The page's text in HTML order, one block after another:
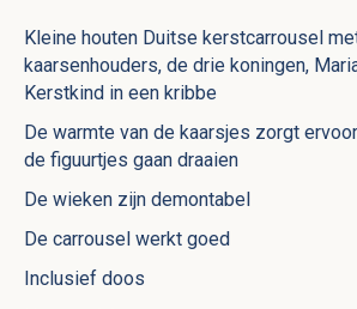
Kleine houten Duitse kerstcarrousel
kaarsenhouders, de drie koningen,
Kerstkind in een kribbe
De warmte van de kaarsjes zorgt
de figuurtjes gaan draaien
De wieken zijn demontabel
De carrousel werkt goed
Inclusief doos